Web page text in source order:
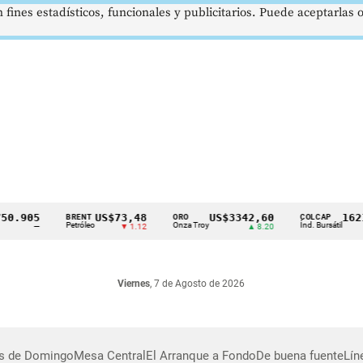
BRENT
Petróleo
US$73,48
▼ 1.12
ORO
Onza Troy
US$3342,60
▲ 8.20
COLCAP
Índ. Bursátil
Viernes, 7 de Agosto de 2026
de DomingoMesa Central El Arranque a FondoDe buena fuente
estadísticos, funcionales y publicitarios. Puede aceptarlas